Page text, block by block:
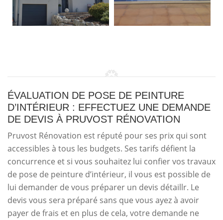
ÉVALUATION DE POSE DE PEINTURE
D’INTÉRIEUR : EFFECTUEZ UNE DEMANDE
DE DEVIS À PRUVOST RÉNOVATION
Pruvost Rénovation est réputé pour ses prix qui sont
accessibles à tous les budgets. Ses tarifs défient la
concurrence et si vous souhaitez lui confier vos travaux
de pose de peinture d’intérieur, il vous est possible de
lui demander de vous préparer un devis détaillr. Le
devis vous sera préparé sans que vous ayez à avoir
payer de frais et en plus de cela, votre demande ne